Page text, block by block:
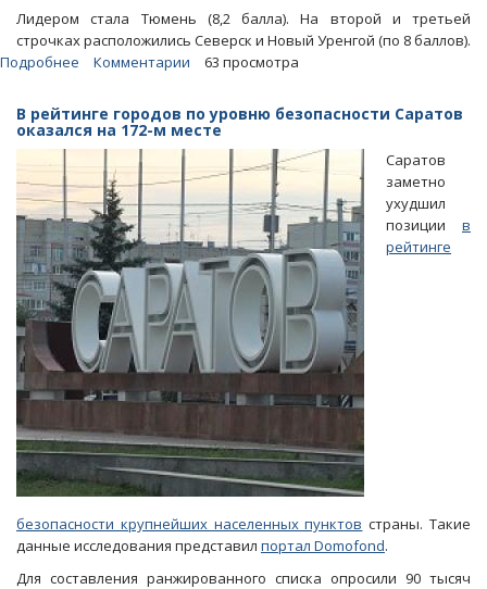
Лидером стала Тюмень (8,2 балла). На второй и третьей
строчках расположились Северск и Новый Уренгой (по 8 баллов).
Подробнее
работы
общественного
транспорта
Саратов
стал
161-
м
в
России
Комментарии 63 просмотра
В рейтинге городов по уровню безопасности Саратов
оказался на 172-м месте
Саратов
заметно
ухудшил
позиции в
рейтинге
безопасности крупнейших населенных пунктов страны. Такие
данные исследования представил портал Domofond.
Для составления ранжированного списка опросили 90 тысяч